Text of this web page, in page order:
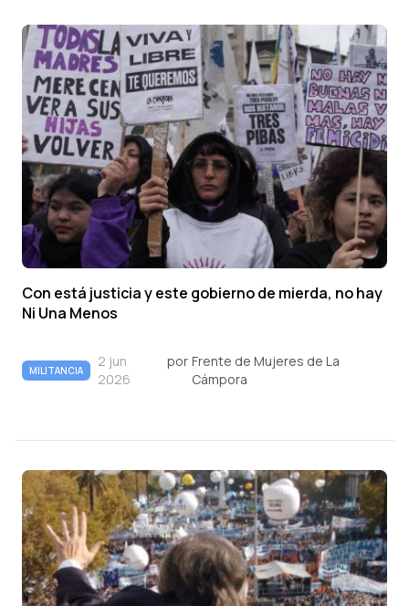
Con está justicia y este gobierno de mierda, no hay
Ni Una Menos
MILITANCIA
2 jun
2026
por Frente de Mujeres de La
Cámpora